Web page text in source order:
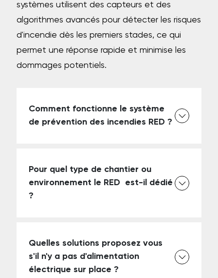
systèmes utilisent des capteurs et des
algorithmes avancés pour détecter les risques
d'incendie dès les premiers stades, ce qui
permet une réponse rapide et minimise les
dommages potentiels.
Comment fonctionne le système
de prévention des incendies RED ?
Pour quel type de chantier ou
environnement le RED est-il dédié
?
Quelles solutions proposez vous
s'il n'y a pas d'alimentation
électrique sur place ?